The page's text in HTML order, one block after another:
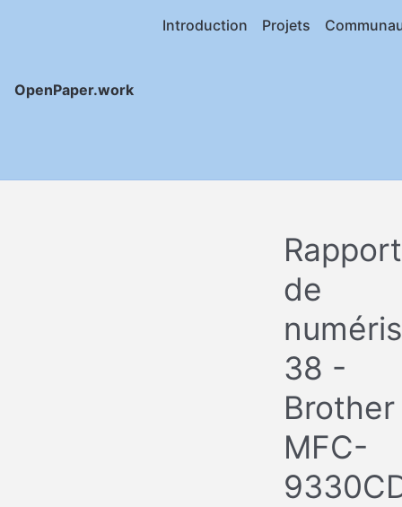
OpenPaper.work
Introduction Projets
Rapport
de
38 -
Brother
MFC-